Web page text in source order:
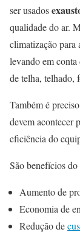
ser usados
qualidade do ar.
climatização para
levando em
de telha, telhado,
Também é
devem acontecer
eficiência do
São benefícios
Aumento de
Economia de
Redução de